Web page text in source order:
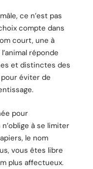
ce n’est pas
compte dans
court, une à
réponde
et distinctes des
éviter de
pour
à se limiter
le nom
vous êtes libre
plus affectueux.